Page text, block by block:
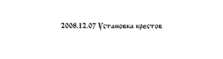
2008.12.07 Установка крестов